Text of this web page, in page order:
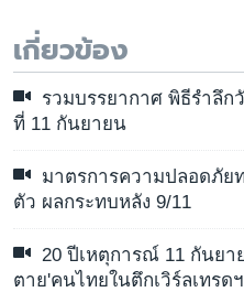
เกี่ยวข้อง
รวมบรรยากาศ พิธีรำลึ
ที่ 11 กันยายน
มาตรการความปลอดภัย
ตัว ผลกระทบหลัง 9/11
20 ปีเหตุการณ์ 11 กันยา
ตาย'คนไทยในตึกเวิร์ลเทรดฯ